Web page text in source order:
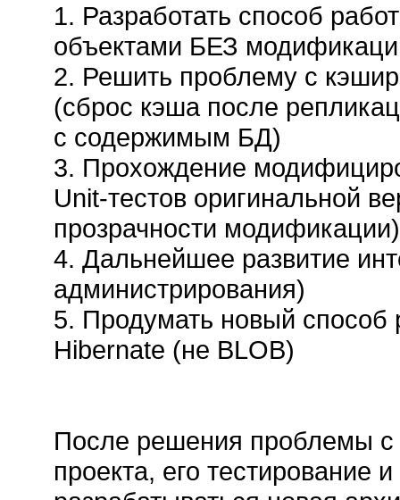
1. Разработать способ
объектами БЕЗ
2. Решить проблему с
(сброс кэша после
с содержимым БД)
3. Прохождение
Unit-тестов оригинальной
прозрачности модификации)
4. Дальнейшее развитие
администрирования)
5. Продумать новый
Hibernate (не BLOB)
После решения проблемы с
проекта, его тестирование